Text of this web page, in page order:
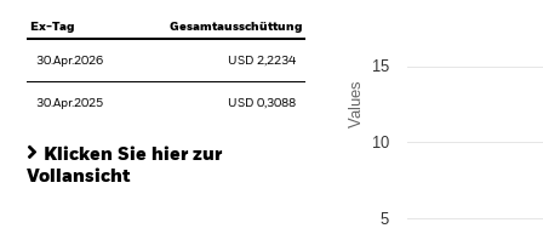
Ex-Tag Gesamtausschüttung
30.Apr.2026 USD 2,2234
30.Apr.2025 USD 0,3088
Klicken Sie hier zur
Vollansicht
Values
5
10
15